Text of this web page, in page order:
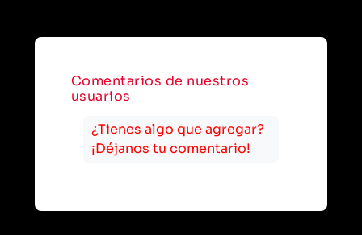
Comentarios de nuestros
usuarios
¿Tienes algo que agregar?
¡Déjanos tu comentario!